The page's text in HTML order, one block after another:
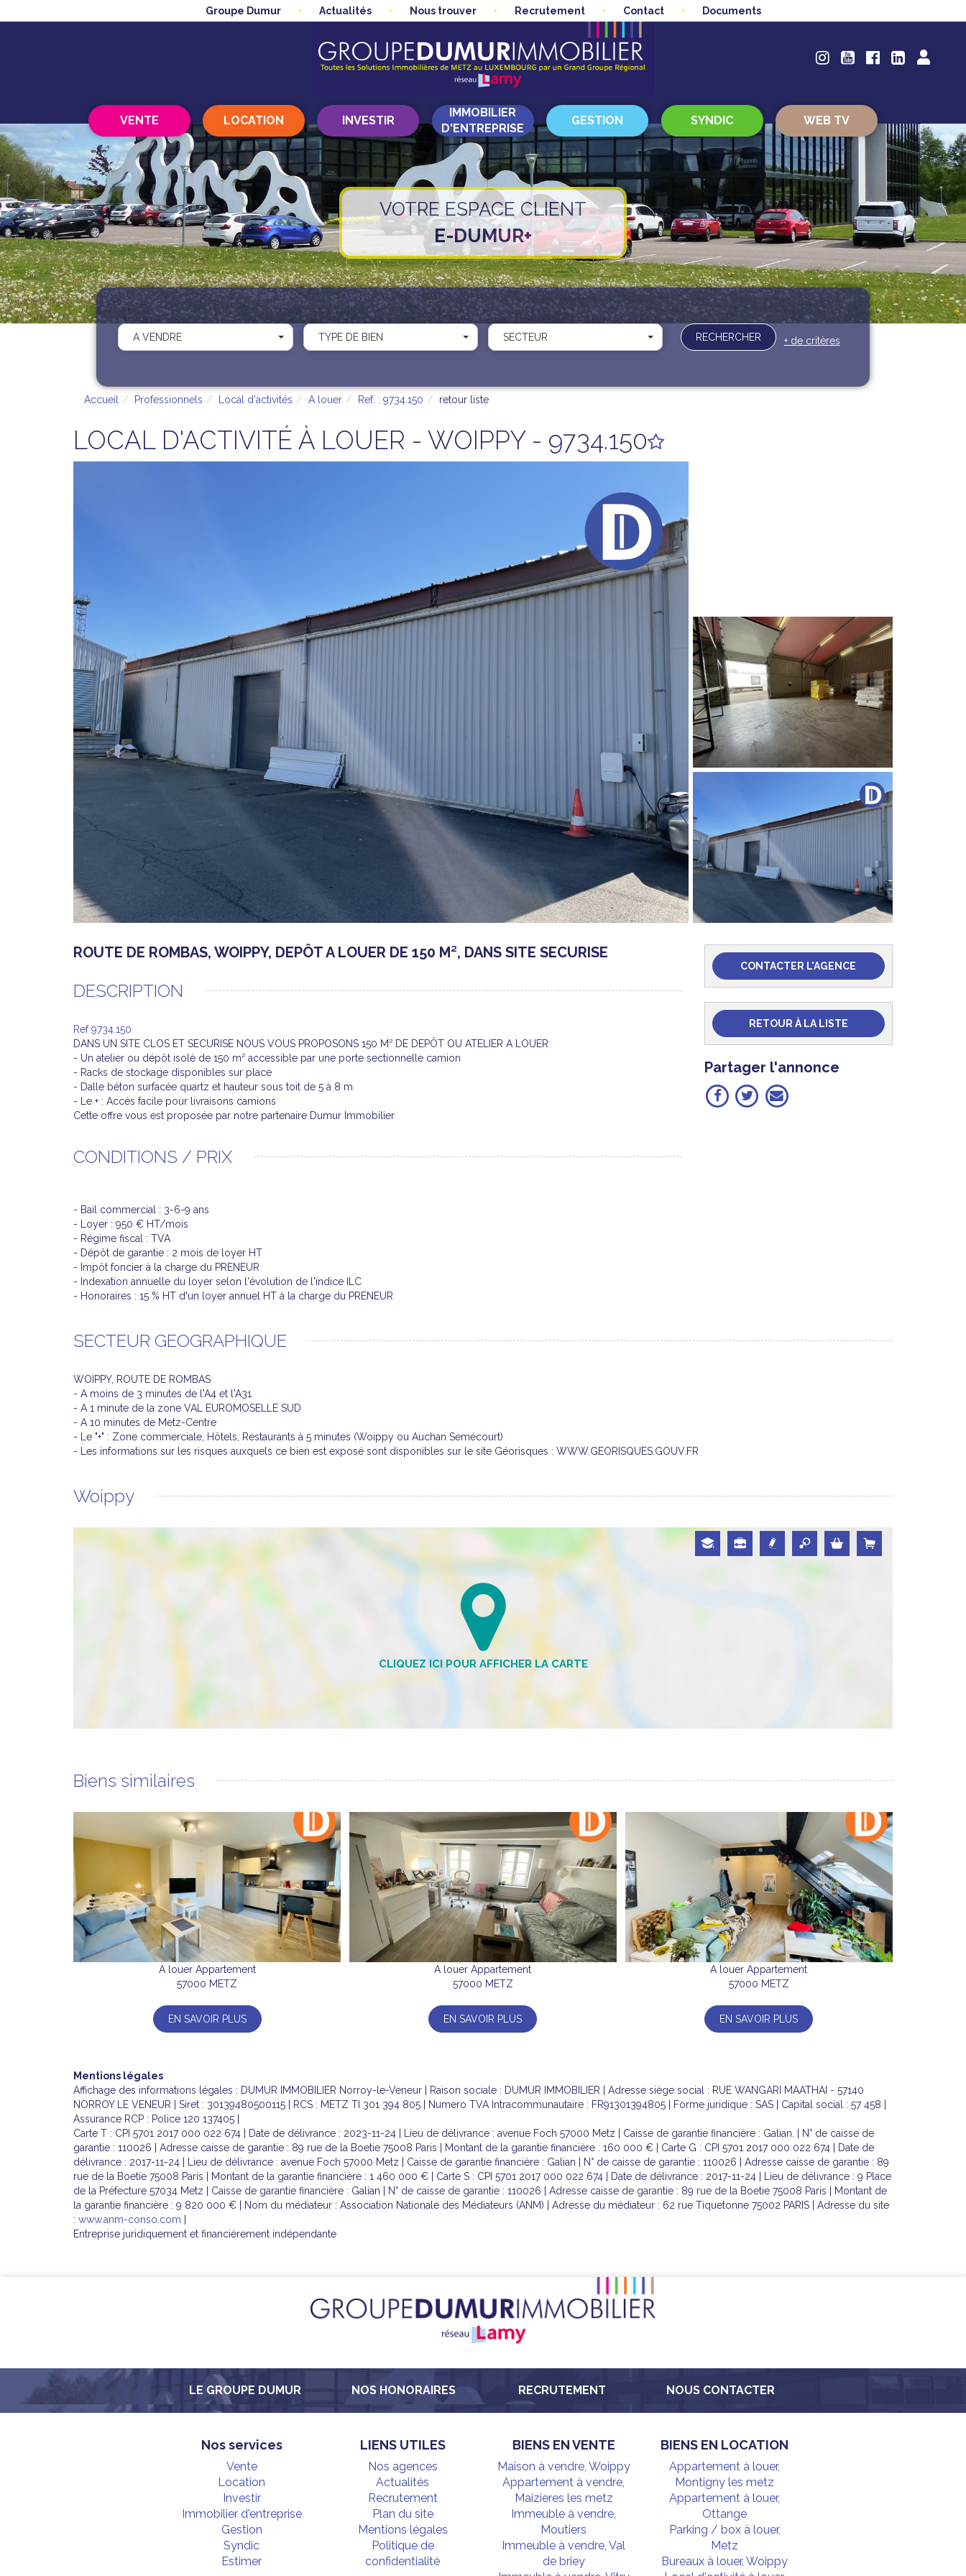
Groupe Dumur Actualités Nous trouver Recrutement Contact Documents
VENTE LOCATION INVESTIR
IMMOBILIER
D'ENTREPRISE
GESTION SYNDIC WEB TV
VOTRE ESPACE CLIENT
E-DUMUR+
A VENDRE TYPE DE BIEN SECTEUR RECHERCHER + de critères
Accueil Professionnels Local d'activités A louer Ref. : 9734.150 retour liste
LOCAL D'ACTIVITÉ À LOUER - WOIPPY - 9734.150
ROUTE DE ROMBAS, WOIPPY, DEPÔT A LOUER DE 150 M², DANS SITE SECURISE
DESCRIPTION
Ref 9734.150
DANS UN SITE CLOS ET SECURISE NOUS VOUS PROPOSONS 150 M² DE DEPÔT OU ATELIER A LOUER
- Un atelier ou dépôt isolé de 150 m² accessible par une porte sectionnelle camion
- Racks de stockage disponibles sur place
- Dalle béton surfacée quartz et hauteur sous toit de 5 à 8 m
- Le + : Accès facile pour livraisons camions
Cette offre vous est proposée par notre partenaire Dumur Immobilier
CONDITIONS / PRIX
- Bail commercial : 3-6-9 ans
- Loyer : 950 € HT/mois
- Régime fiscal : TVA
- Dépôt de garantie : 2 mois de loyer HT
- Impôt foncier à la charge du PRENEUR
- Indexation annuelle du loyer selon l'évolution de l'indice ILC
- Honoraires : 15 % HT d'un loyer annuel HT à la charge du PRENEUR
CONTACTER L'AGENCE
RETOUR À LA LISTE
Partager l'annonce
SECTEUR GEOGRAPHIQUE
WOIPPY, ROUTE DE ROMBAS
- A moins de 3 minutes de l'A4 et l'A31
- A 1 minute de la zone VAL EUROMOSELLE SUD
- A 10 minutes de Metz-Centre
- Le "+" : Zone commerciale, Hôtels, Restaurants à 5 minutes (Woippy ou Auchan Semécourt)
- Les informations sur les risques auxquels ce bien est exposé sont disponibles sur le site Géorisques : WWW.GEORISQUES.GOUV.FR
Woippy
Biens similaires
A louer Appartement
57000 METZ
EN SAVOIR PLUS
A louer Appartement
57000 METZ
EN SAVOIR PLUS
A louer Appartement
57000 METZ
EN SAVOIR PLUS
Mentions légales
Affichage des informations légales : DUMUR IMMOBILIER Norroy-le-Veneur | Raison sociale : DUMUR IMMOBILIER | Adresse siège social : RUE WANGARI MAATHAI - 57140
NORROY LE VENEUR | Siret : 30139480500115 | RCS : METZ TI 301 394 805 | Numero TVA Intracommunautaire : FR91301394805 | Forme juridique : SAS | Capital social : 57 458 |
Assurance RCP : Police 120 137405 |
Carte T : CPI 5701 2017 000 022 674 | Date de délivrance : 2023-11-24 | Lieu de délivrance : avenue Foch 57000 Metz | Caisse de garantie financière : Galian. | N° de caisse de
garantie : 110026 | Adresse caisse de garantie : 89 rue de la Boetie 75008 Paris | Montant de la garantie financière : 160 000 € | Carte G : CPI 5701 2017 000 022 674 | Date de
délivrance : 2017-11-24 | Lieu de délivrance : avenue Foch 57000 Metz | Caisse de garantie financière : Galian | N° de caisse de garantie : 110026 | Adresse caisse de garantie : 89
rue de la Boetie 75008 Paris | Montant de la garantie financière : 1 460 000 € | Carte S : CPI 5701 2017 000 022 674 | Date de délivrance : 2017-11-24 | Lieu de délivrance : 9 Place
de la Préfecture 57034 Metz | Caisse de garantie financière : Galian | N° de caisse de garantie : 110026 | Adresse caisse de garantie : 89 rue de la Boetie 75008 Paris | Montant de
la garantie financière : 9 820 000 € | Nom du médiateur : Association Nationale des Médiateurs (ANM) | Adresse du médiateur : 62 rue Tiquetonne 75002 PARIS | Adresse du site
: www.anm-conso.com
Entreprise juridiquement et financièrement indépendante
LE GROUPE DUMUR NOS HONORAIRES RECRUTEMENT NOUS CONTACTER
Nos services
Vente
Location
Investir
Immobilier d'entreprise
Gestion
Syndic
Estimer
LIENS UTILES
Nos agences
Actualités
Recrutement
Plan du site
Mentions légales
Politique de
confidentialité
BIENS EN VENTE
Maison à vendre, Woippy
Appartement à vendre,
Maizieres les metz
Immeuble à vendre,
Moutiers
Immeuble à vendre, Val
de briey
BIENS EN LOCATION
Appartement à louer,
Montigny les metz
Appartement à louer,
Ottange
Parking / box à louer,
Metz
Bureaux à louer, Woippy